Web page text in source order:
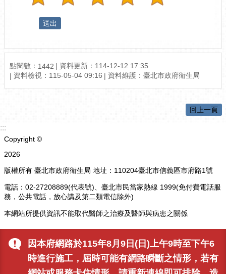
因本府網路於115年8月9日(日)上午9時至下午6
時進行施工，屆時可能有網路瞬斷之情形，若有
點閱數： 1442
資料更新：114-12-12 17:35
資料檢視：115-05-04 09:16
資料維護：臺北市政府衛生局
回上一頁
:::
Copyright ©
2026
版權所有 臺北市政府衛生局 地址：110204臺北市信義區市府路1號
電話：02-27208889(代表號)、臺北市民當家熱線 1999(免付費電話服
務，公共電話，放心講及第二類電信除外)
本網站所提供資訊不能取代醫師之治療及醫師與病患之關係
瀏覽人次
1442